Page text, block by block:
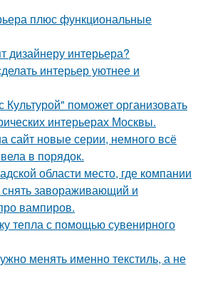
плюс функциональные
дизайнеру интерьера?
интерьер уютнее и
поможет организовать
интерьерах Москвы.
сайт новые серии, немного всё
в порядок.
области место, где компании
завораживающий и
вампиров.
тепла с помощью сувенирного
менять именно текстиль, а не